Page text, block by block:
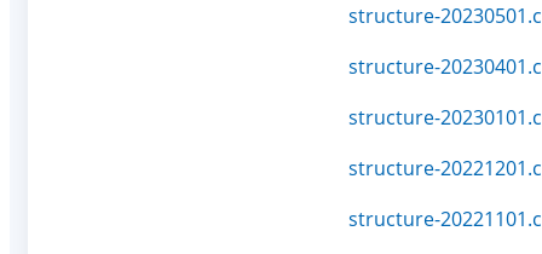
structure-
structure-
structure-
structure-
structure-